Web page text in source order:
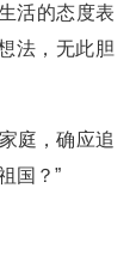
活的态度表
法，无此胆
庭，确应追
国？”